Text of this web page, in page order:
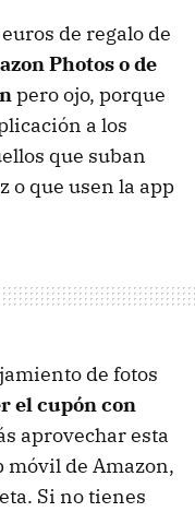
de regalo de
Photos o de
pero ojo, porque
a los
que suban
o que usen la app
de fotos
el cupón con
aprovechar esta
móvil de Amazon,
Si no tienes